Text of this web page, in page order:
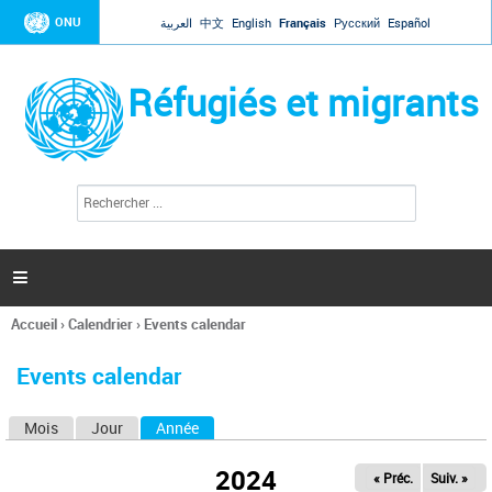
Jump to navigation
ONU العربية 中文 English Français Русский Español
Réfugiés et migrants
l
c
h
e

Vous
ici
Accueil›Calendrier› Events calendar
Events calendar
Mois Jour Année
2024 « Préc. Suiv. »